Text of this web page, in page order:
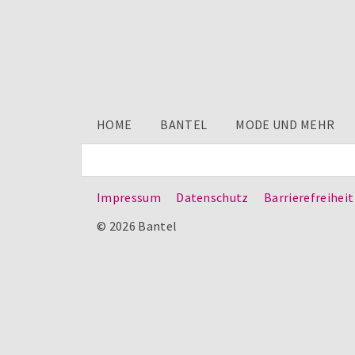
HOME BANTEL MODE UND MEHR
Impressum Datenschutz
Barrierefreiheit
© 2026 Bantel